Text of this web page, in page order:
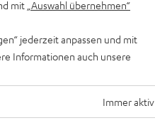
mit „Auswahl übernehmen“
jederzeit anpassen und mit
Informationen auch unsere
Immer aktiv